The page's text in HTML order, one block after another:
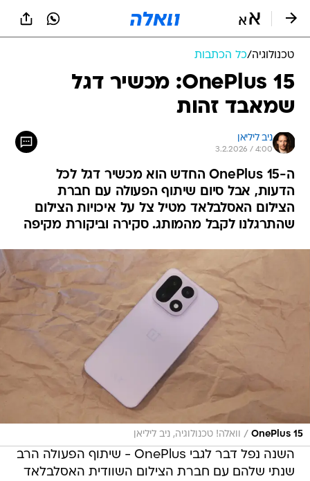
טכנולוגיה/כל הכתבות
OnePlus 15: מכשיר דגל
שמאבד זהות
ניב ליליאן
3.2.2026 / 4:00
ה-OnePlus 15 החדש הוא מכשיר דגל לכל
הדעות, אבל סיום שיתוף הפעולה עם חברת
הצילום האסלבלאד מטיל צל על איכויות הצילום
שהתרגלנו לקבל מהמותג. סקירה וביקורת מקיפה
OnePlus 15
/ וואלה! טכנולוגיה, ניב ליליאן
השנה נפל דבר לגבי OnePlus - שיתוף הפעולה הרב
שנתי שלהם עם חברת הצילום השוודית האסלבלאד